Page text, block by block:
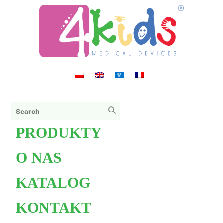
PRODUKTY
O NAS
KATALOG
KONTAKT